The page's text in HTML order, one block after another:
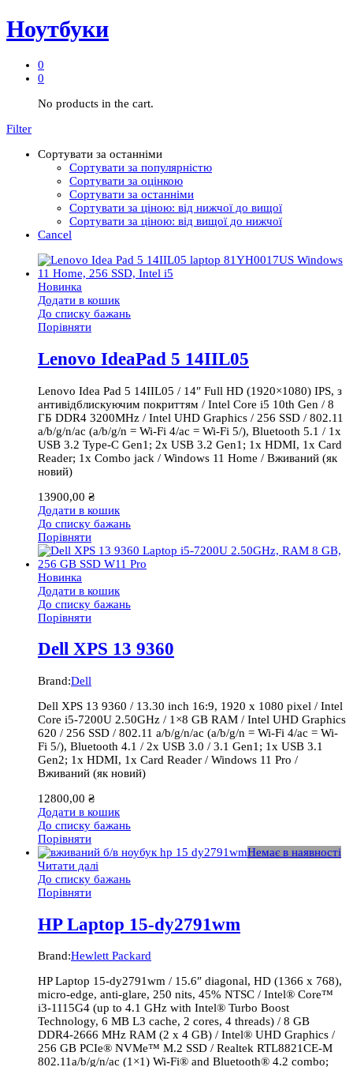
Ноутбуки
0
0
No products in the cart.
Filter
Сортувати за останніми
Сортувати за популярністю
Сортувати за оцінкою
Сортувати за останніми
Сортувати за ціною: від нижчої до вищої
Сортувати за ціною: від вищої до нижчої
Cancel
Новинка
Додати в кошик
До списку бажань
Порівняти
Lenovo IdeaPad 5 14IIL05
Lenovo Idea Pad 5 14IIL05 / 14″ Full HD (1920×1080) IPS, з
антивідблискуючим покриттям / Intel Core i5 10th Gen / 8
ГБ DDR4 3200MHz / Intel UHD Graphics / 256 SSD / 802.11
a/b/g/n/ac (a/b/g/n = Wi-Fi 4/ac = Wi-Fi 5/), Bluetooth 5.1 / 1x
USB 3.2 Type-C Gen1; 2x USB 3.2 Gen1; 1x HDMI, 1x Card
Reader; 1x Combo jack / Windows 11 Home / Вживаний (як
новий)
13900,00 ₴
Додати в кошик
До списку бажань
Порівняти
Новинка
Додати в кошик
До списку бажань
Порівняти
Dell XPS 13 9360
Brand:Dell
Dell XPS 13 9360 / 13.30 inch 16:9, 1920 x 1080 pixel / Intel
Core i5-7200U 2.50GHz / 1×8 GB RAM / Intel UHD Graphics
620 / 256 SSD / 802.11 a/b/g/n/ac (a/b/g/n = Wi-Fi 4/ac = Wi-
Fi 5/), Bluetooth 4.1 / 2x USB 3.0 / 3.1 Gen1; 1x USB 3.1
Gen2; 1x HDMI, 1x Card Reader / Windows 11 Pro /
Вживаний (як новий)
12800,00 ₴
Додати в кошик
До списку бажань
Порівняти
Немає в наявності
Читати далі
До списку бажань
Порівняти
HP Laptop 15-dy2791wm
Brand:Hewlett Packard
HP Laptop 15-dy2791wm / 15.6″ diagonal, HD (1366 x 768),
micro-edge, anti-glare, 250 nits, 45% NTSC / Intel® Core™
i3-1115G4 (up to 4.1 GHz with Intel® Turbo Boost
Technology, 6 MB L3 cache, 2 cores, 4 threads) / 8 GB
DDR4-2666 MHz RAM (2 x 4 GB) / Intel® UHD Graphics /
256 GB PCIe® NVMe™ M.2 SSD / Realtek RTL8821CE-M
802.11a/b/g/n/ac (1×1) Wi-Fi® and Bluetooth® 4.2 combo;